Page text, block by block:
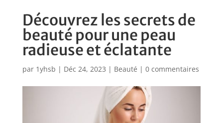
Découvrez les secrets de
beauté pour une peau
radieuse et éclatante
par 1yhsb | Déc 24, 2023 | Beauté | 0 commentaires